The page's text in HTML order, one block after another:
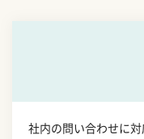
社内の問い合わせに